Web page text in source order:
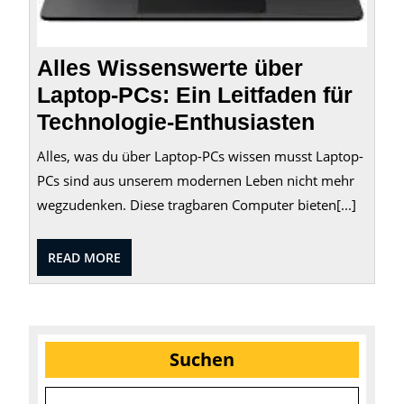
Alles Wissenswerte über
Laptop-PCs: Ein Leitfaden für
Technologie-Enthusiasten
Alles, was du über Laptop-PCs wissen musst Laptop-
PCs sind aus unserem modernen Leben nicht mehr
wegzudenken. Diese tragbaren Computer bieten[...]
READ MORE
MORE
Suchen